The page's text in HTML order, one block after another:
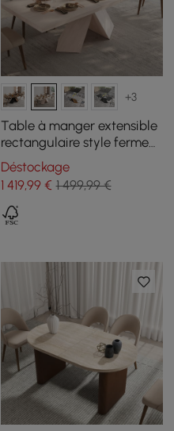
+3
Table à manger extensible
rectangulaire style ferme
200–240 cm blanchie, pour
6–8 personnes
Déstockage
1 419,99€ 1 499,99 €